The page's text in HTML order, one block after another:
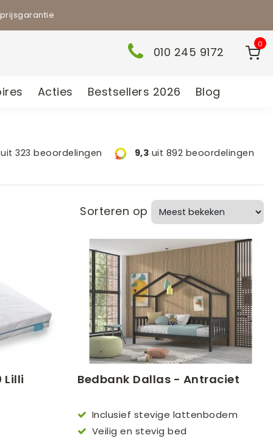
prijsgarantie
010 245 9172
0
Acties Bestsellers 2026 Blog
323 beoordelingen 9,3 uit 892 beoordelingen
Sorteren op
Lilli Bedbank Dallas - Antraciet
Inclusief stevige lattenbodem
Veilig en stevig bed